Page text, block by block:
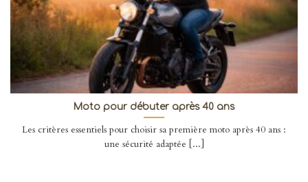
Moto pour débuter après 40 ans
Les critères essentiels pour choisir sa première moto après 40 ans :
une sécurité adaptée [...]